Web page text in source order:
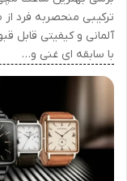
ترکیبی منحصربه فرد
آلمانی و کیفیتی قابل
با سابقه ای غنی و…